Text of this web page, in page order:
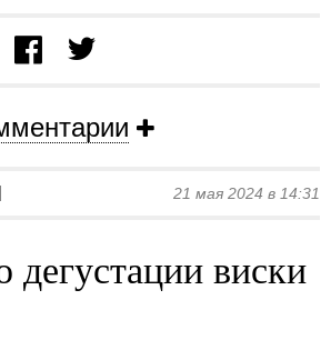
21 мая 2024 в 14:31
дегустации виски